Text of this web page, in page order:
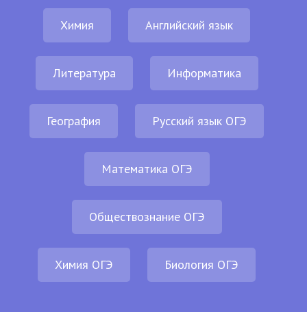
Химия Английский язык
Литература Информатика
География Русский язык ОГЭ
Математика ОГЭ
Обществознание ОГЭ
Химия ОГЭ Биология ОГЭ